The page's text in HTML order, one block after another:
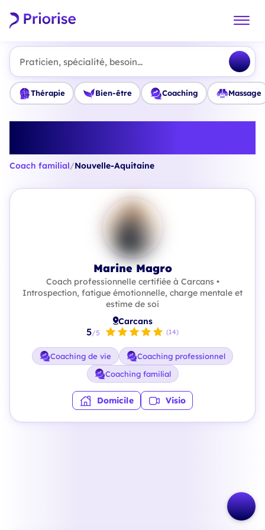
Praticien, spécialité, besoin...
Thérapie Bien-être Coaching Massage
Coach familial/Nouvelle-Aquitaine
Marine Magro
Coach professionnelle certifiée à Carcans •
Introspection, fatigue émotionnelle, charge mentale et
estime de soi
Carcans
5/5 (14)
Coaching de vie
Coaching professionnel
Coaching familial
Domicile Visio